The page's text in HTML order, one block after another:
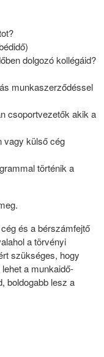
dolgozó kollégáid?
munkaszerződéssel
csoportvezetők akik a
vagy külső cég
történik a
és a bérszámfejtő
a törvényi
szükséges, hogy
a munkaidő-
boldogabb lesz a